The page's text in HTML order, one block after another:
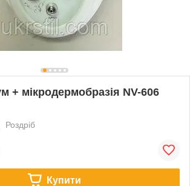
+ мікродермобразія NV-606
Роздріб
Купити